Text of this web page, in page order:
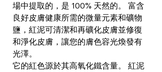
場中提取的，是 100% 天然的。 富含
良好皮膚健康所需的微量元素和礦物
鹽，紅泥可清潔和再礦化皮膚並修復
和淨化皮膚，讓您的膚色容光煥發有
光澤。
它的紅色源於其高氧化鐵含量。 紅泥